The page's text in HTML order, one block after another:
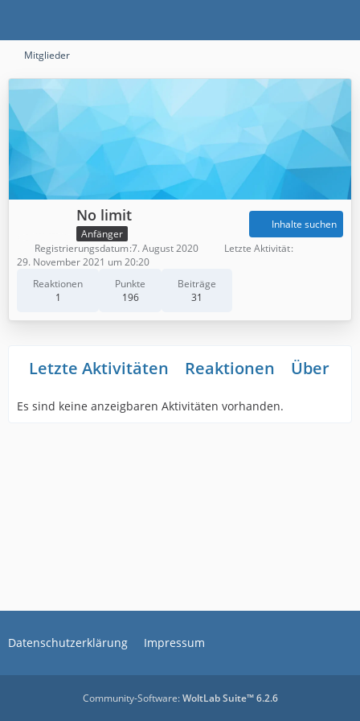
Mitglieder
No limit
Anfänger
Reaktionen
1
Punkte
196
Beiträge
31
Inhalte suchen
Registrierungsdatum 7. August 2020
Letzte Aktivität
29. November 2021 um 20:20
Letzte Aktivitäten Reaktionen Über
Es sind keine anzeigbaren Aktivitäten vorhanden.
Datenschutzerklärung Impressum
Community-Software:WoltLab Suite™ 6.2.6